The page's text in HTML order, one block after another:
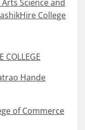
Science and
College
COLLEGE
Hande
of Commerce